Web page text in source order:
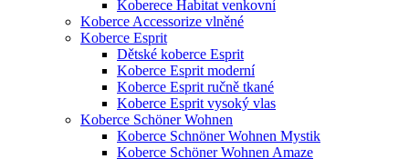
Koberece Habitat venkovní
Koberce Accessorize vlněné
Koberce Esprit
Dětské koberce Esprit
Koberce Esprit moderní
Koberce Esprit ručně tkané
Koberce Esprit vysoký vlas
Koberce Schöner Wohnen
Koberce Schnöner Wohnen Mystik
Koberce Schöner Wohnen Amaze